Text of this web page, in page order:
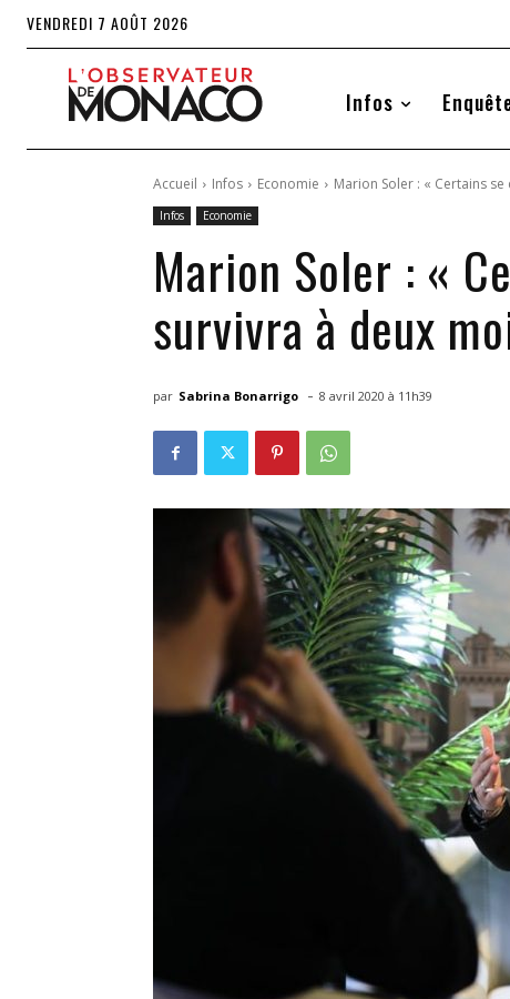
VENDREDI 7 AOÛT 2026
Infos
Accueil Infos Economie Marion Soler : « Certains
Infos Economie
Marion Soler : «
survivra à deux
par Sabrina Bonarrigo - 8 avril 2020 à 11h39